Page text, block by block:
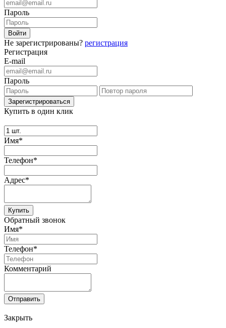
Пароль
Не зарегистрированы? регистрация
Регистрация
E-mail
Пароль
Купить в один клик
Имя*
Телефон*
Адрес*
Купить
Обратный звонок
Имя*
Телефон*
Комментарий
Отправить
Закрыть